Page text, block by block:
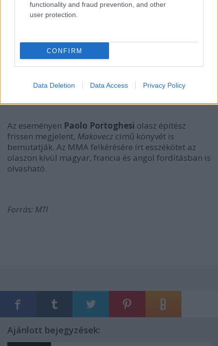
functionality and fraud prevention, and other
user protection.
CONFIRM
Data Deletion Data Access Privacy Policy
Csáji Attilahozzátette: hétfő késő délutáni párizsi
rendeznek, amelyen Liszt, Bartók és Kodály művei
szólalnak meg, majd
nagykövet ésMarton Évaoperaénekes, az MMA
A hangversenyre már több mint 700 fő kérte
Az eseményen Paolo Portoghesi olasz építész
frissen megjelent, Makovecz című könyvét is
bemutatják. Az MMA felkérésére írt esszékötet az
olaszon kívül magyar, francia és angol fordításban is
olvasható.
Forrás: MTI
Ajánlott bejegyzések: